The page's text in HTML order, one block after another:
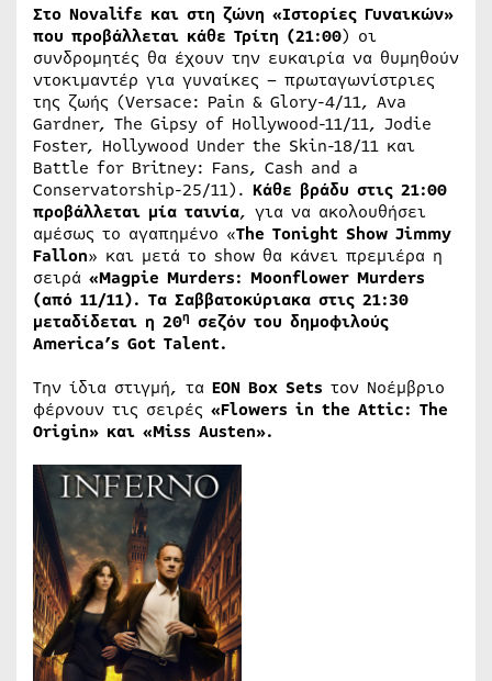
Στο Novalifε και στη ζώνη «Ιστορίες Γυναικών»
που προβάλλεται κάθε Τρίτη (21:00) οι
συνδρομητές θα έχουν την ευκαιρία να θυμηθούν
ντοκιμαντέρ για γυναίκες – πρωταγωνίστριες
της ζωής (Versace: Pain & Glory​-4/11, Ava
Gardner, The Gipsy of Hollywood​-11/11, Jodie
Foster, Hollywood Under the Skin​-18/11 και
Battle for Britney: Fans, Cash and a
Conservatorship​-25/11). Κάθε βράδυ στις 21:00
προβάλλεται μία ταινία, για να ακολουθήσει
αμέσως το αγαπημένο «The Tonight Show Jimmy
Fallon» και μετά το show θα κάνει πρεμιέρα η
σειρά «Μagpie Μurders: Μoonflower Μurders
(από 11/11). Τα Σαββατοκύριακα στις 21:30
μεταδίδεται η 20η σεζόν του δημοφιλούς
America’s Got Talent.
Την ίδια στιγμή, τα ΕΟΝ Box Sets τον Νοέμβριο
φέρνουν τις σειρές «Flowers in the Attic: The
Origin​» και «Miss Austen».